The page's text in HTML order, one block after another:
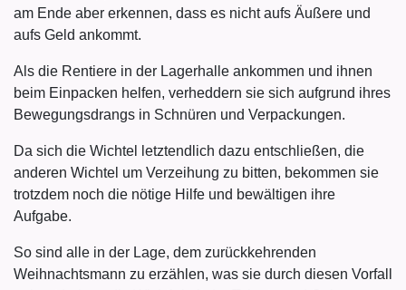
am Ende aber erkennen, dass es nicht aufs Äußere und
aufs Geld ankommt.
Als die Rentiere in der Lagerhalle ankommen und ihnen
beim Einpacken helfen, verheddern sie sich aufgrund ihres
Bewegungsdrangs in Schnüren und Verpackungen.
Da sich die Wichtel letztendlich dazu entschließen, die
anderen Wichtel um Verzeihung zu bitten, bekommen sie
trotzdem noch die nötige Hilfe und bewältigen ihre
Aufgabe.
So sind alle in der Lage, dem zurückkehrenden
Weihnachtsmann zu erzählen, was sie durch diesen Vorfall